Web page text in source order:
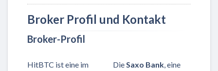
Broker Profil und Kontakt
Broker-Profil
HitBTC ist eine im
DieSaxo Bank, eine